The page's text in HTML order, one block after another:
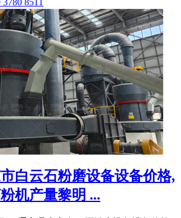
8511
白云石粉磨设备设备价格,
机产量黎明 ...